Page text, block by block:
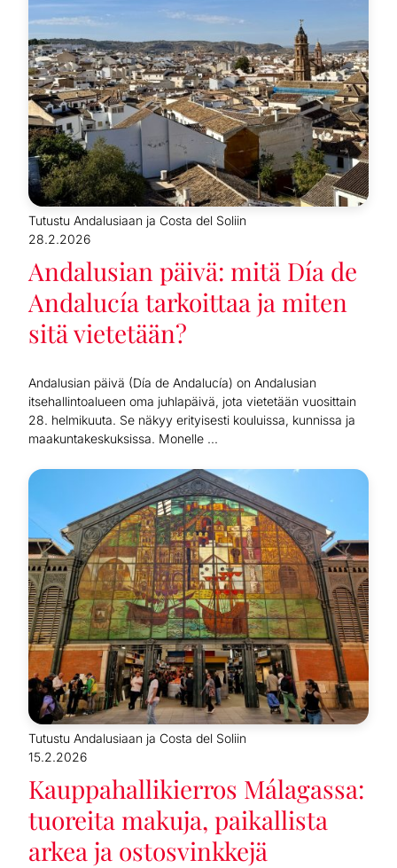
Tutustu Andalusiaan ja Costa del Soliin
28.2.2026
Andalusian päivä: mitä Día de
Andalucía tarkoittaa ja miten
sitä vietetään?
Andalusian päivä (Día de Andalucía) on Andalusian
itsehallintoalueen oma juhlapäivä, jota vietetään vuosittain
28. helmikuuta. Se näkyy erityisesti kouluissa, kunnissa ja
maakuntakeskuksissa. Monelle ...
Tutustu Andalusiaan ja Costa del Soliin
15.2.2026
Kauppahallikierros Málagassa:
tuoreita makuja, paikallista
arkea ja ostosvinkkejä